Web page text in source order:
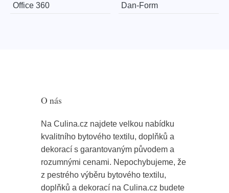
Office 360 ​​​​​Dan-Form
O nás
Na Culina.cz najdete velkou nabídku
kvalitního bytového textilu, doplňků a
dekorací s garantovaným původem a
rozumnými cenami. Nepochybujeme, že
z pestrého výběru bytového textilu,
doplňků a dekorací na Culina.cz budete